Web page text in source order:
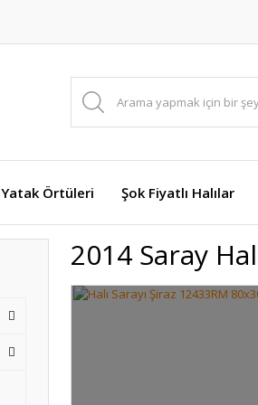
Yatak Örtüleri Şok Fiyatlı Halılar
2014 Saray